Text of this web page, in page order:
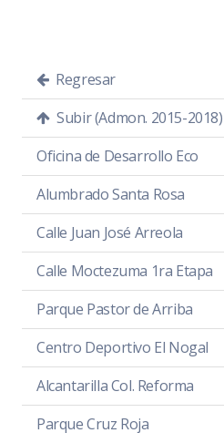
Regresar
Subir (Admon. 2015-2018)
Oficina de Desarrollo Eco
Alumbrado Santa Rosa
Calle Juan José Arreola
Calle Moctezuma 1ra Etapa
Parque Pastor de Arriba
Centro Deportivo El Nogal
Alcantarilla Col. Reforma
Parque Cruz Roja